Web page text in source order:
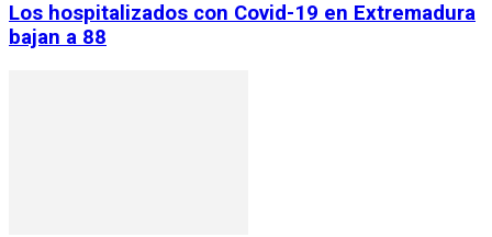
Los hospitalizados con Covid-19 en Extremadura
bajan a 88